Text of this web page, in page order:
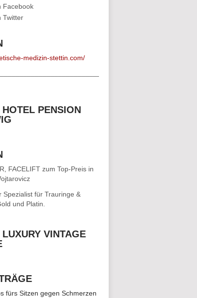
PENSION
FACELIFT zum Top-Preis in
Spezialist für Trauringe &
und Platin.
VINTAGE
fürs Sitzen gegen Schmerzen